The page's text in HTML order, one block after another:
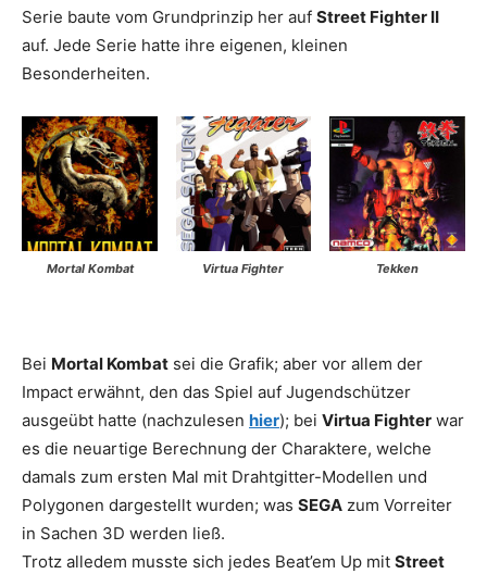
Serie baute vom Grundprinzip her auf Street Fighter II
auf. Jede Serie hatte ihre eigenen, kleinen
Besonderheiten.
Mortal Kombat Virtua Fighter Tekken
Bei Mortal Kombat sei die Grafik; aber vor allem der
Impact erwähnt, den das Spiel auf Jugendschützer
ausgeübt hatte (nachzulesen hier); bei Virtua Fighter war
es die neuartige Berechnung der Charaktere, welche
damals zum ersten Mal mit Drahtgitter-Modellen und
Polygonen dargestellt wurden; was SEGA zum Vorreiter
in Sachen 3D werden ließ.
Trotz alledem musste sich jedes Beat’em Up mit Street